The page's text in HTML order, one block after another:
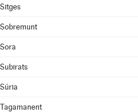
Sitges
Sobremunt
Sora
Subirats
Súria
Tagamanent